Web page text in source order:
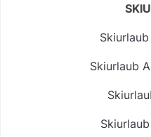
Skiurlaub